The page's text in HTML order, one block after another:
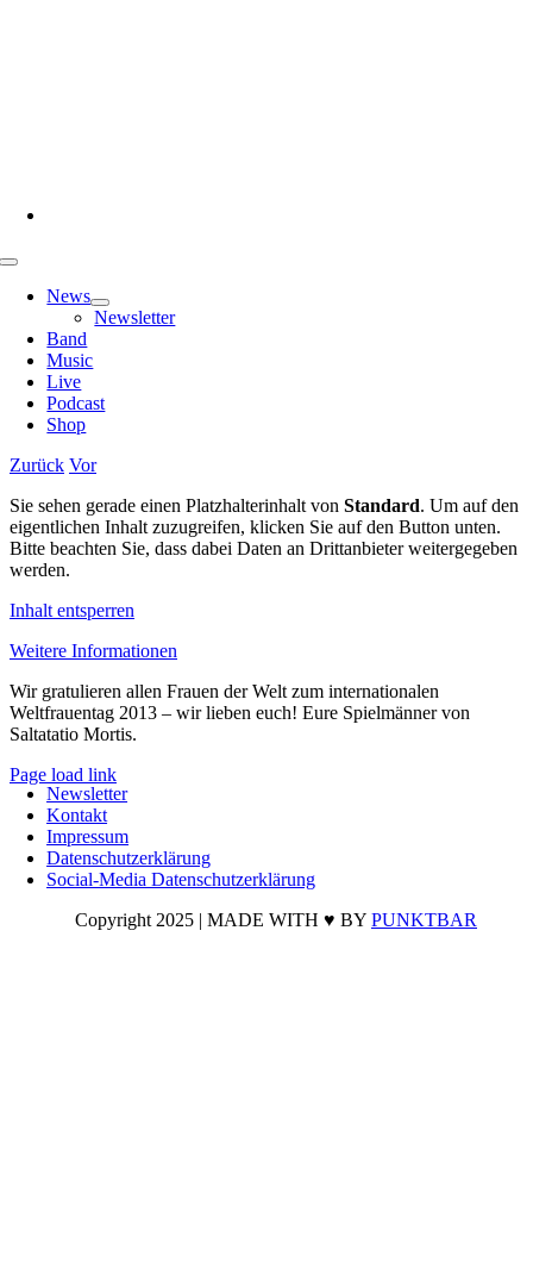
Toggle
NavigationNews
Newsletter
Band
Music
Live
Podcast
Shop
Zurück Vor
Sie sehen gerade einen Platzhalterinhalt von Standard. Um auf den
eigentlichen Inhalt zuzugreifen, klicken Sie auf den Button unten.
Bitte beachten Sie, dass dabei Daten an Drittanbieter weitergegeben
werden.
Inhalt entsperren
Weitere Informationen
Wir gratulieren allen Frauen der Welt zum internationalen
Weltfrauentag 2013 – wir lieben euch! Eure Spielmänner von
Saltatatio Mortis.
Newsletter
Kontakt
Impressum
Datenschutzerklärung
Social-Media Datenschutzerklärung
Copyright 2025 | MADE WITH ♥ BY PUNKTBAR
Page load link
Nach
oben